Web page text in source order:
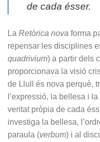
de cada ésser.
La Retòrica nova forma
repensar les disciplines
quadrivium) a partir dels
proporcionava la visió
de Llull és nova perquè,
l’expressió, la bellesa i
veritat pròpia de cada
investiga la bellesa,
paraula (verbum) i al